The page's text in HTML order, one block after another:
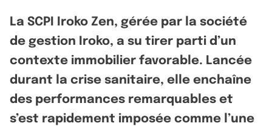
La SCPI Iroko Zen, gérée par la société
de gestion Iroko, a su tirer parti d’un
contexte immobilier favorable. Lancée
durant la crise sanitaire, elle enchaîne
des performances remarquables et
s’est rapidement imposée comme l’une